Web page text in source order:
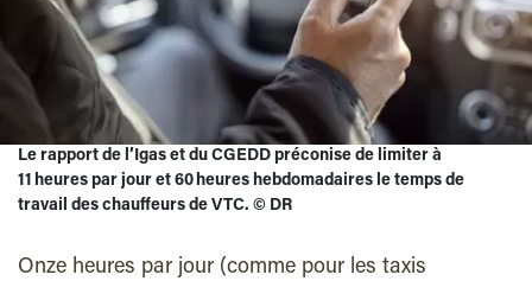
Le rapport de l’Igas et du CGEDD préconise de limiter à
11 heures par jour et 60 heures hebdomadaires le temps de
travail des chauffeurs de VTC. © DR
Onze heures par jour (comme pour les taxis